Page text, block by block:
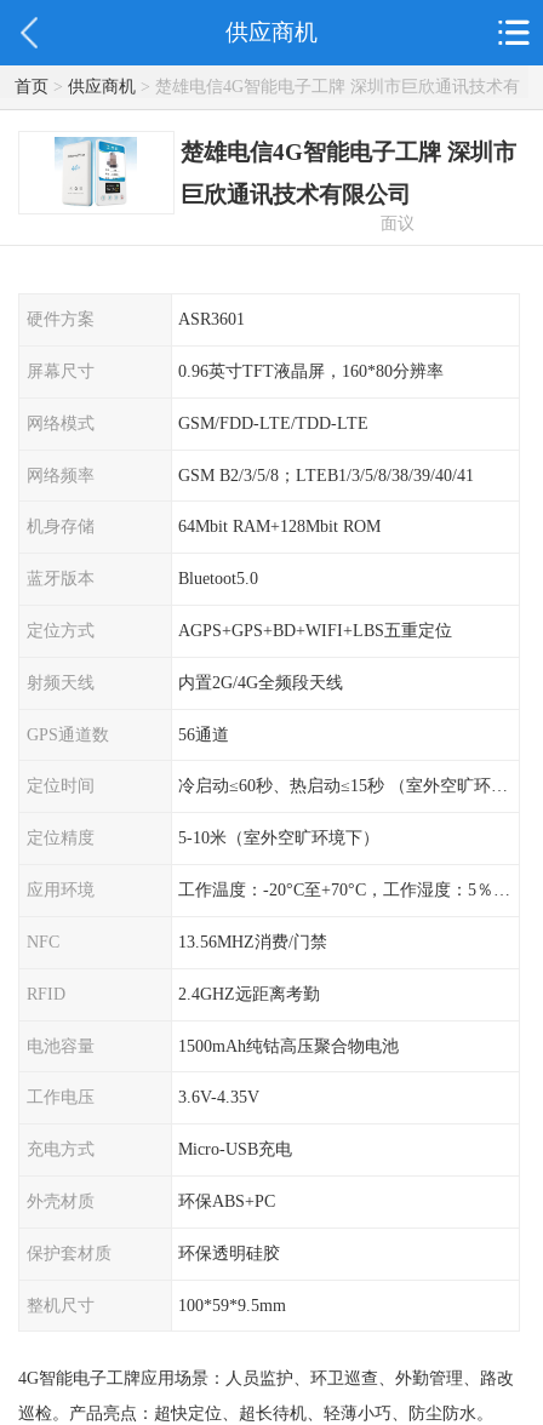
供应商机
首页> 供应商机> 楚雄电信4G智能电子工牌 深圳市巨欣通讯技术有
限公司
楚雄电信4G智能电子工牌 深圳市
巨欣通讯技术有限公司
面议
硬件方案 ASR3601
屏幕尺寸 0.96英寸TFT液晶屏，160*80分辨率
网络模式 GSM/FDD-LTE/TDD-LTE
网络频率 GSM B2/3/5/8；LTEB1/3/5/8/38/39/40/41
机身存储 64Mbit RAM+128Mbit ROM
蓝牙版本 Bluetoot5.0
定位方式 AGPS+GPS+BD+WIFI+LBS五重定位
射频天线 内置2G/4G全频段天线
GPS通道数 56通道
定位时间 冷启动≤60秒、热启动≤15秒 （室外空旷环境）
定位精度 5-10米（室外空旷环境下）
应用环境
NFC 13.56MHZ消费/门禁
RFID 2.4GHZ远距离考勤
电池容量 1500mAh纯钴高压聚合物电池
工作电压 3.6V-4.35V
充电方式 Micro-USB充电
外壳材质 环保ABS+PC
保护套材质 环保透明硅胶
整机尺寸 100*59*9.5mm
4G智能电子工牌应用场景：人员监护、环卫巡查、外勤管理、路改
巡检。产品亮点：超快定位、超长待机、轻薄小巧、防尘防水。